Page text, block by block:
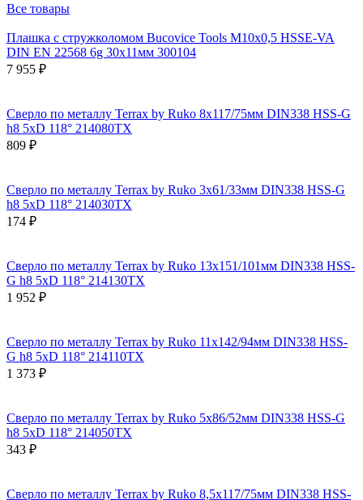
Все товары
Плашка с стружколомом Bucovice Tools М10х0,5 HSSE-VA
DIN EN 22568 6g 30х11мм 300104
7 955 ₽
Сверло по металлу Terrax by Ruko 8x117/75мм DIN338 HSS-G
h8 5xD 118° 214080TX
809 ₽
Сверло по металлу Terrax by Ruko 3x61/33мм DIN338 HSS-G
h8 5xD 118° 214030TX
174 ₽
Сверло по металлу Terrax by Ruko 13x151/101мм DIN338 HSS-
G h8 5xD 118° 214130TX
1 952 ₽
Сверло по металлу Terrax by Ruko 11x142/94мм DIN338 HSS-
G h8 5xD 118° 214110TX
1 373 ₽
Сверло по металлу Terrax by Ruko 5x86/52мм DIN338 HSS-G
h8 5xD 118° 214050TX
343 ₽
Сверло по металлу Terrax by Ruko 8,5x117/75мм DIN338 HSS-